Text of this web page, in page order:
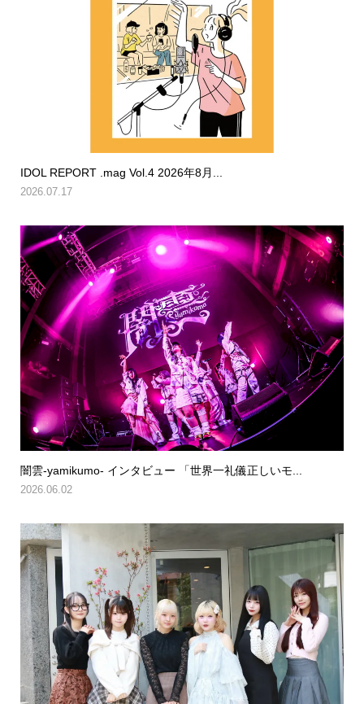
IDOL REPORT .mag Vol.4 2026年8月...
2026.07.17
闇雲-yamikumo- インタビュー 「世界一礼儀正しいモ...
2026.06.02